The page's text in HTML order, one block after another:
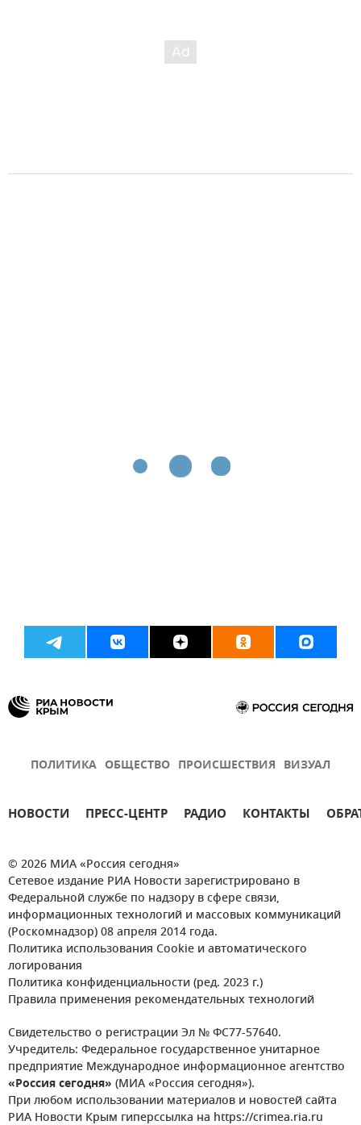
ПОЛИТИКА ОБЩЕСТВО ПРОИСШЕСТВИЯ ВИЗУАЛ
НОВОСТИ ПРЕСС-ЦЕНТР РАДИО КОНТАКТЫ
© 2026 МИА «Россия сегодня»
Сетевое издание РИА Новости зарегистрировано в
Федеральной службе по надзору в сфере связи,
информационных технологий и массовых коммуникаций
(Роскомнадзор) 08 апреля 2014 года.
Политика использования Cookie и автоматического
логирования
Политика конфиденциальности (ред. 2023 г.)
Правила применения рекомендательных технологий
Свидетельство о регистрации Эл № ФС77-57640.
Учредитель: Федеральное государственное унитарное
предприятие Международное информационное агентство
«Россия сегодня» (МИА «Россия сегодня»).
При любом использовании материалов и новостей сайта
РИА Новости Крым гиперссылка на https://crimea.ria.ru